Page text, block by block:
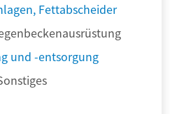
Fettabscheider
und -entsorgung